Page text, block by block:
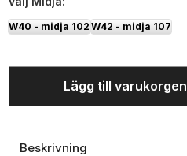
W40 - midja 102 W42 - midja 107
Lägg till varukorgen
Beskrivning